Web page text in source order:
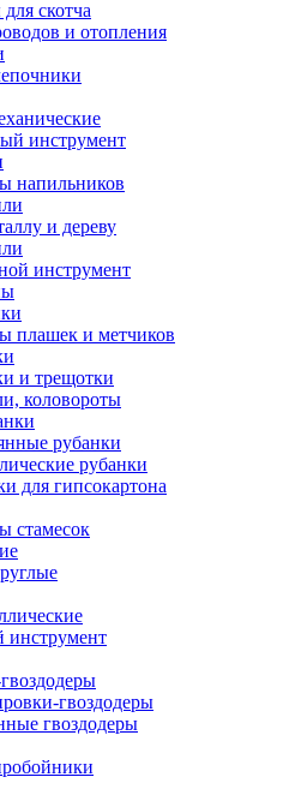
скотча
и отопления
инструмент
напильников
и дереву
инструмент
плашек и метчиков
и трещотки
коловороты
рубанки
рубанки
для гипсокартона
стамесок
гвоздодеры
гвоздодеры